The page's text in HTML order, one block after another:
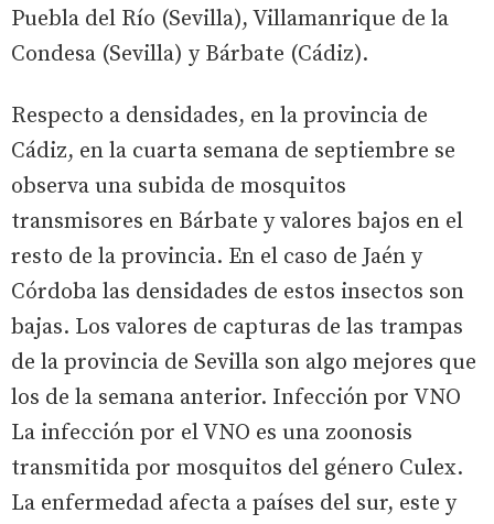
Puebla del Río (Sevilla), Villamanrique de la
Condesa (Sevilla) y Bárbate (Cádiz).
Respecto a densidades, en la provincia de
Cádiz, en la cuarta semana de septiembre se
observa una subida de mosquitos
transmisores en Bárbate y valores bajos en el
resto de la provincia. En el caso de Jaén y
Córdoba las densidades de estos insectos son
bajas. Los valores de capturas de las trampas
de la provincia de Sevilla son algo mejores que
los de la semana anterior. Infección por VNO
La infección por el VNO es una zoonosis
transmitida por mosquitos del género Culex.
La enfermedad afecta a países del sur, este y